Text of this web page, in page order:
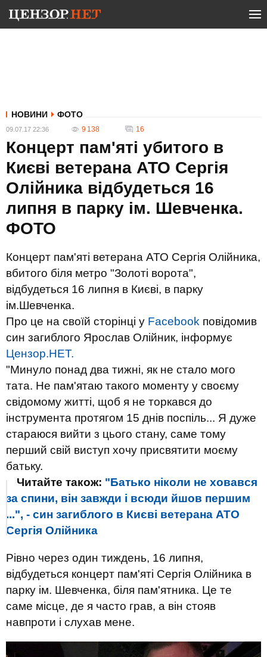
НОВИНИ ФОТО
09.07.17 22:36 9 138 16
Концерт пам'яті убитого в
Києві ветерана АТО Сергія
Олійника відбудеться 16
липня в парку ім. Шевченка.
ФОТО
Концерт пам'яті ветерана АТО Сергія Олійника,
вбитого біля метро "Золоті ворота",
відбудеться 16 липня в Києві, в парку
ім.Шевченка.
Про це на своїй сторінці у Facebook повідомив
син загиблого Ярослав Олійник, інформує
Цензор.НЕТ.
"Минуло понад два тижні, як не стало мого
тата. Не пам'ятаю такого моменту у своєму
свідомому житті, щоб я не торкався до
інструмента протягом 15 днів поспіль... Я дуже
стараюся вийти з цього стану, саме тому
перший свій виступ хочу присвятити моєму
батьку.
Читайте також: "Батько ніколи не ховався
за спини, він завжди і всюди йшов першим
...", - син загиблого в Києві ветерана АТО
Сергія Олійника
Рівно через один тиждень, 16 липня,
відбудеться концерт пам'яті Сергія Олійника в
парку ім. Шевченка, біля пам'ятника. Це те
саме місце, де я часто грав, а він стояв
навпроти і слухав мене.